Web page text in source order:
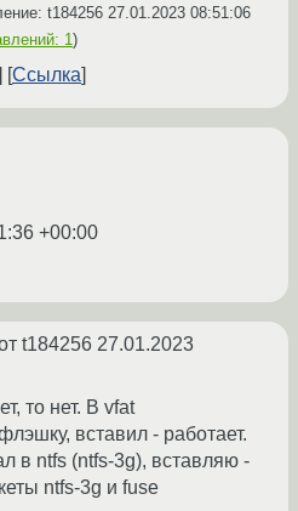
t184256 27.01.2023 08:51:06
1)
Ссылка
+00:00
t184256 27.01.2023
то нет. В vfat
вставил - работает.
в ntfs (ntfs-3g), вставляю -
ntfs-3g и fuse